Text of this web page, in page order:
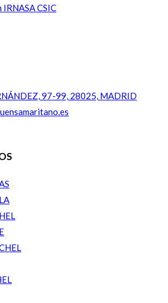
CSIC
97-99, 28025, MADRID